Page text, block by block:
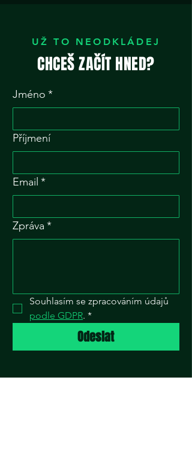
UŽ TO NEODKLÁDEJ
CHCEŠ ZAČÍT HNED?
Jméno *
Příjmení
Email *
Zpráva *
podle GDPR. *
Odeslat